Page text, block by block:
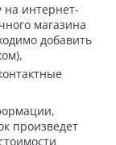
на интернет-
магазина
добавить
произведет